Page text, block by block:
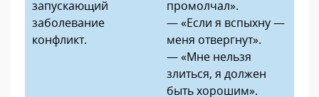
запускающий
заболевание
конфликт.
промолчал».
— «Если я вспыхну —
меня отвергнут».
— «Мне нельзя
злиться, я должен
быть хорошим».